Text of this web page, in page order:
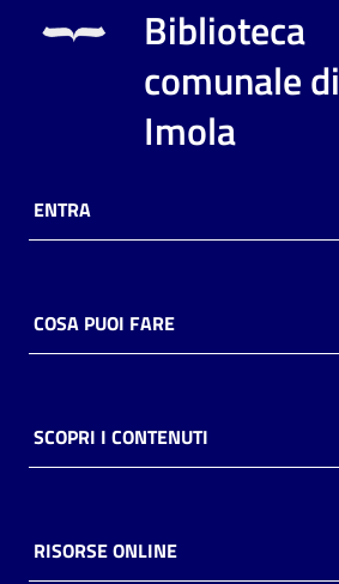
Risorse
online
Casa
Piani
storico
Biblioteca
comunale di
Imola
ENTRA
COSA PUOI FARE
SCOPRI I CONTENUTI
RISORSE ONLINE